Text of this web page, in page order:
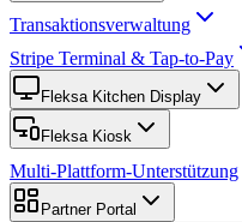
Transaktionsverwaltung
Stripe Terminal & Tap-to-Pay
Fleksa Kitchen Display
Fleksa Kiosk
Multi-Plattform-Unterstützung
Partner Portal